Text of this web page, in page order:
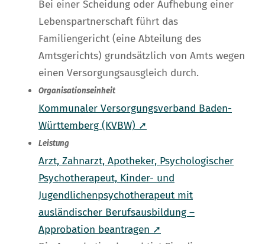
Bei einer Scheidung oder Aufhebung einer
Lebenspartnerschaft führt das
Familiengericht (eine Abteilung des
Amtsgerichts) grundsätzlich von Amts wegen
einen Versorgungsausgleich durch.
Organisationseinheit
Kommunaler Versorgungsverband Baden-
Württemberg (KVBW) ➚
Leistung
Arzt, Zahnarzt, Apotheker, Psychologischer
Psychotherapeut, Kinder- und
Jugendlichenpsychotherapeut mit
ausländischer Berufsausbildung –
Approbation beantragen ➚